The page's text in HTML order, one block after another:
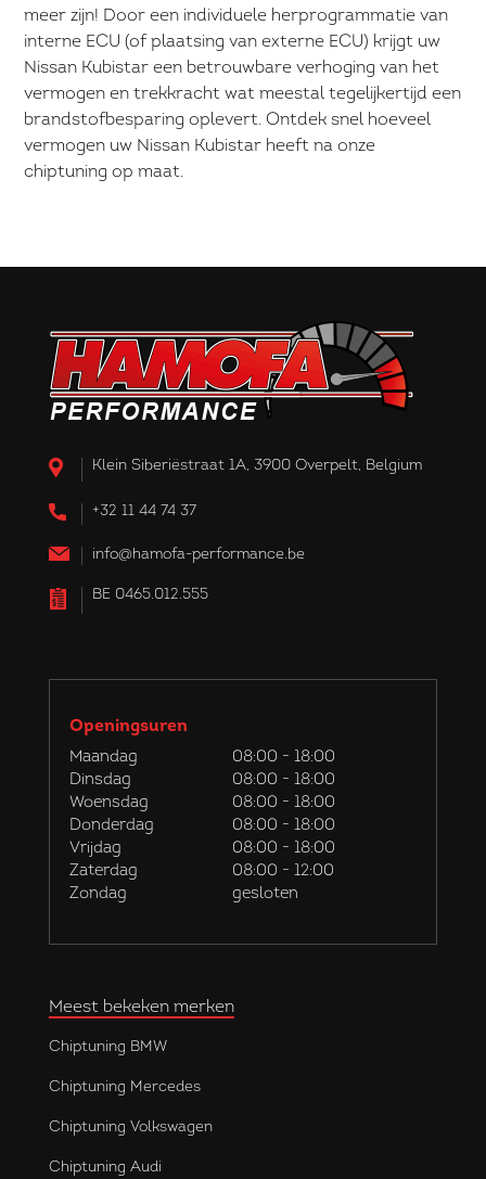
meer zijn! Door een individuele herprogrammatie van
interne ECU (of plaatsing van externe ECU) krijgt uw
Nissan Kubistar een betrouwbare verhoging van het
vermogen en trekkracht wat meestal tegelijkertijd een
brandstofbesparing oplevert. Ontdek snel hoeveel
vermogen uw Nissan Kubistar heeft na onze
chiptuning op maat.
Klein Siberiëstraat 1A, 3900 Overpelt, Belgium
+32 11 44 74 37
info@hamofa-performance.be
BE 0465.012.555
Openingsuren
Maandag
08:00 - 18:00
Dinsdag
08:00 - 18:00
Woensdag
08:00 - 18:00
Donderdag
08:00 - 18:00
Vrijdag
08:00 - 18:00
Zaterdag
08:00 - 12:00
Zondag
gesloten
Meest bekeken merken
Chiptuning BMW
Chiptuning Mercedes
Chiptuning Volkswagen
Chiptuning Audi